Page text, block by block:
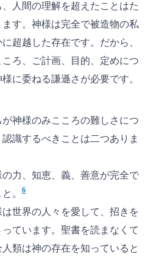
、人間の理解を超えたことはた
ます。神様は完全で被造物の私
超越した存在です。だから、
ろ、ご計画、目的、定めにつ
に委ねる謙遜さが必要です。
が神様のみこころの難しさにつ
認識するべきことは二つありま
力、知恵、義、善意が完全で
。
6
世界の人々を愛して、招きを
っています。聖書を読まなくて
人類は神の存在を知っていると